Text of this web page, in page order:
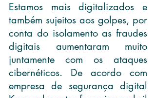
Estamos mais digitalizados e
também sujeitos aos golpes, por
conta do isolamento as fraudes
digitais aumentaram muito
juntamente com os ataques
cibernéticos. De acordo com
empresa de segurança digital